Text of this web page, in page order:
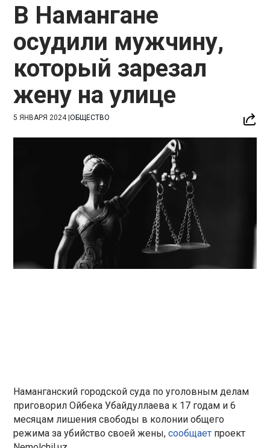
В Намангане
осудили мужчину,
который зарезал
жену на улице
5 ЯНВАРЯ 2024|ОБЩЕСТВО
Наманганский городской суда по уголовным делам
приговорил Ойбека Убайдуллаева к 17 годам и 6
месяцам лишения свободы в колонии общего
режима за убийство своей жены,сообщает проект